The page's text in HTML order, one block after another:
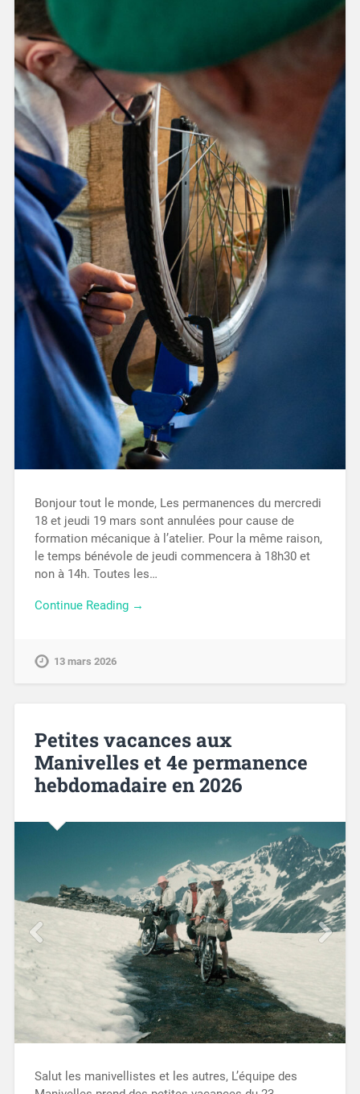
Bonjour tout le monde, Les permanences du mercredi
18 et jeudi 19 mars sont annulées pour cause de
formation mécanique à l’atelier. Pour la même raison,
le temps bénévole de jeudi commencera à 18h30 et
non à 14h. Toutes les…
Continue Reading →
13 mars 2026
Petites vacances aux
Manivelles et 4e permanence
hebdomadaire en 2026
Salut les manivellistes et les autres, L’équipe des